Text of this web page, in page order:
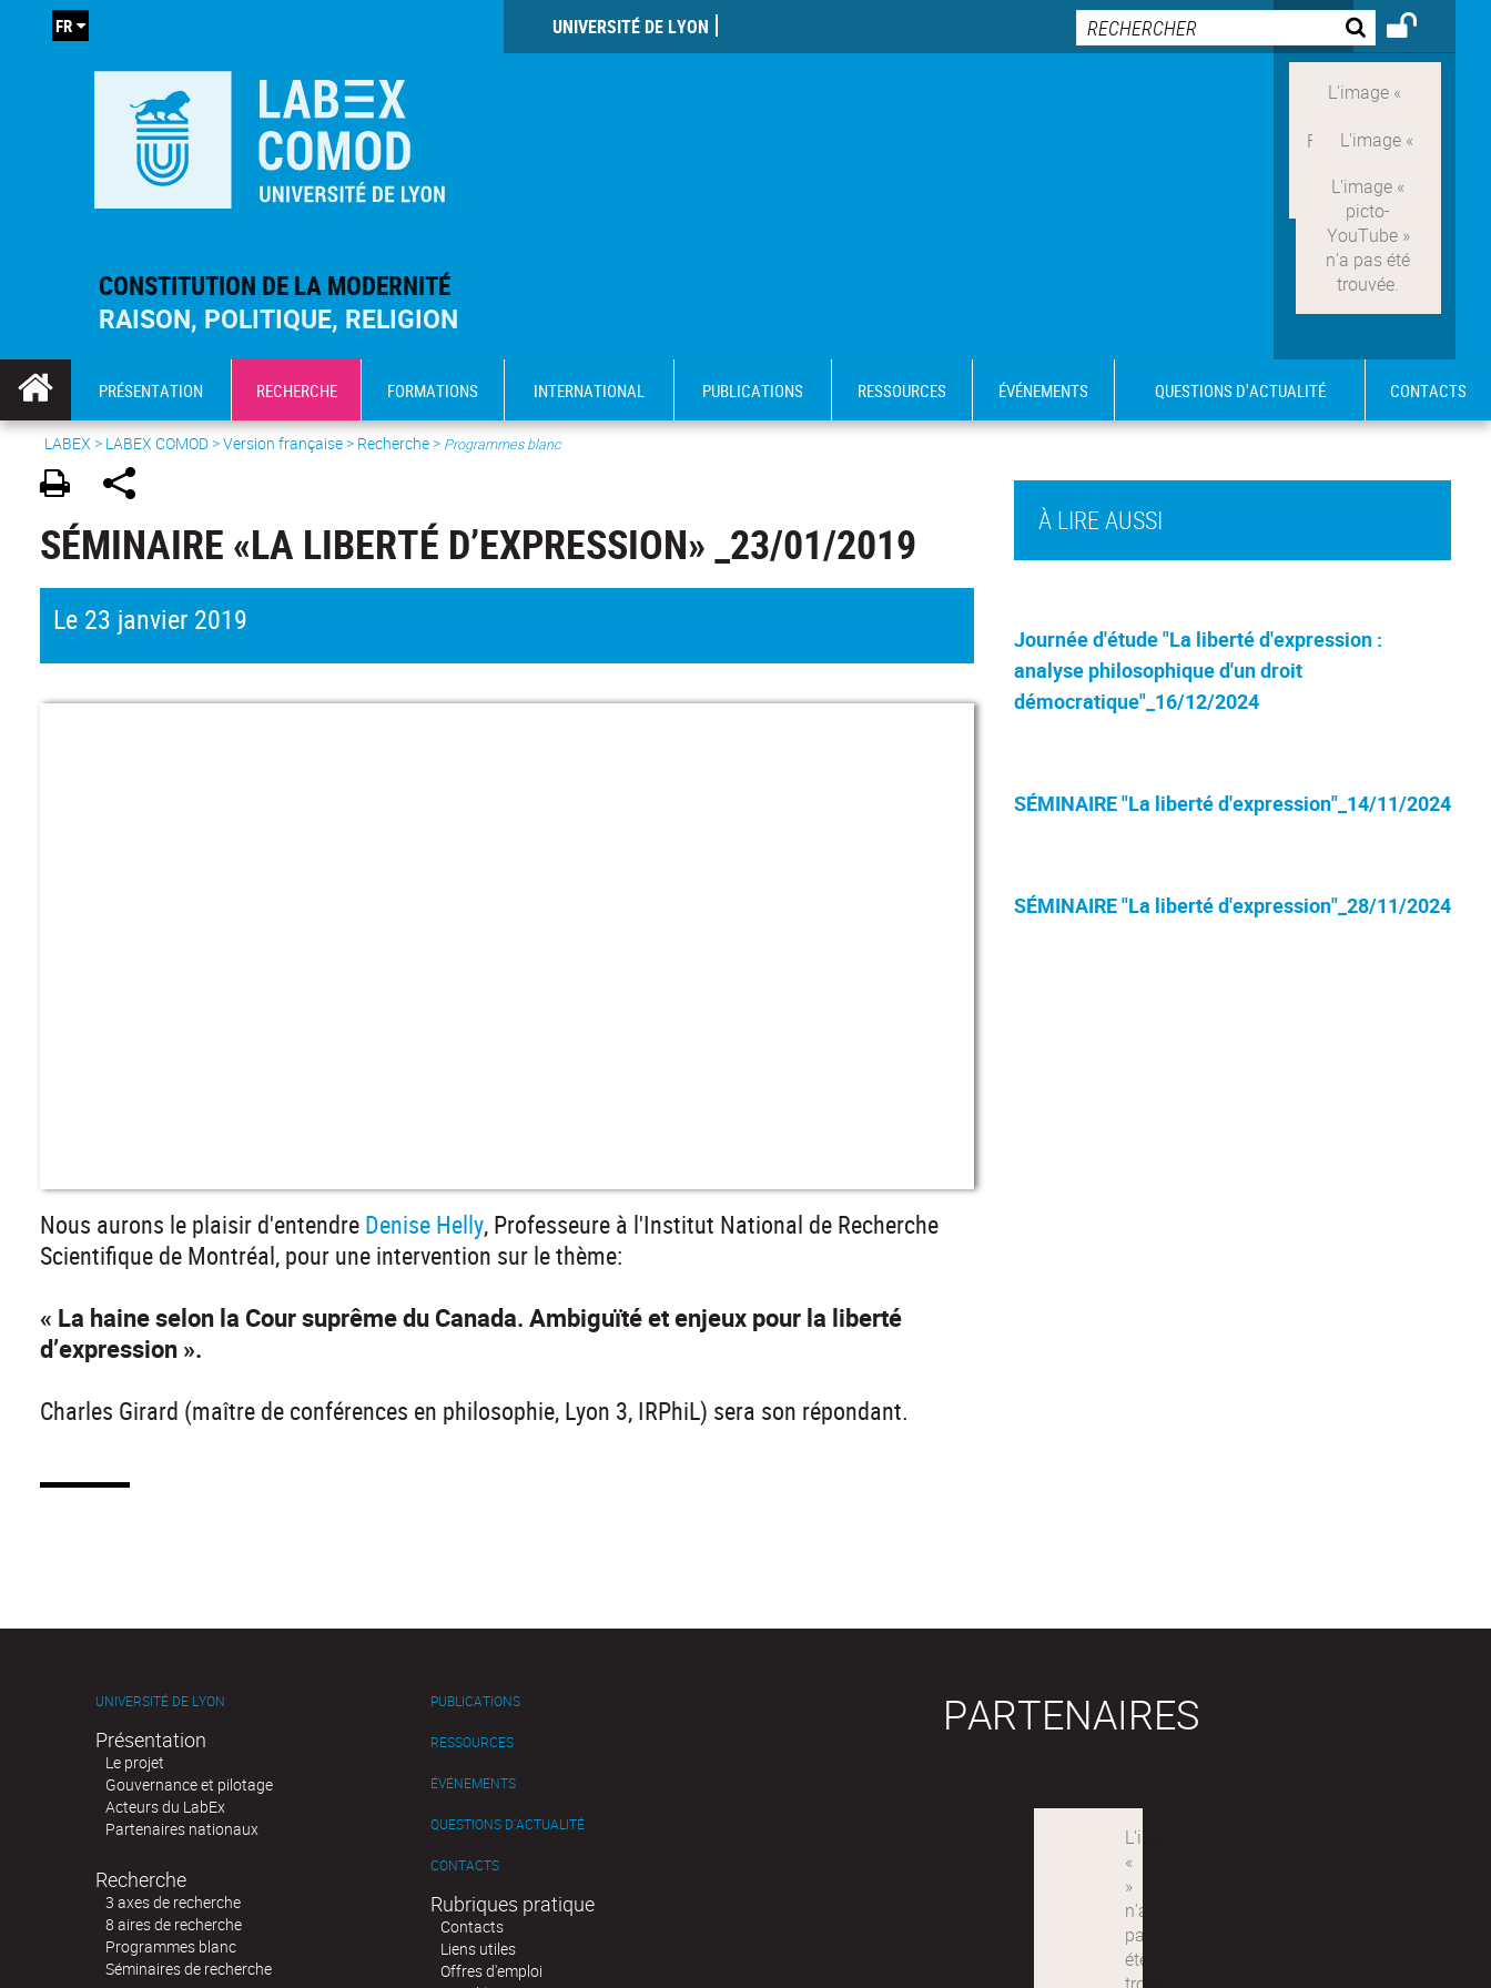
CONSTITUTION DE LA MODERNITÉ
RAISON, POLITIQUE, RELIGION
UNIVERSITÉ DE LYON
FR
PRÉSENTATION RECHERCHE FORMATIONS INTERNATIONAL PUBLICATIONS RESSOURCES ÉVÉNEMENTS QUESTIONS D'ACTUALITÉ CONTACTS
LABEX > LABEX COMOD>Version française> Recherche > Programmes blanc
SÉMINAIRE «LA LIBERTÉ D’EXPRESSION» _23/01/2019
Le 23 janvier 2019
Nous aurons le plaisir d'entendre Denise Helly, Professeure à l'Institut National de Recherche
Scientifique de Montréal, pour une intervention sur le thème:
« La haine selon la Cour suprême du Canada. Ambiguïté et enjeux pour la liberté
d’expression ».
Charles Girard (maître de conférences en philosophie, Lyon 3, IRPhiL) sera son répondant.
À LIRE AUSSI
Journée d'étude "La liberté d'expression :
analyse philosophique d'un droit
démocratique"_16/12/2024
SÉMINAIRE "La liberté d'expression"_14/11/2024
SÉMINAIRE "La liberté d'expression"_28/11/2024
UNIVERSITÉ DE LYON
Présentation
Le projet
Gouvernance et pilotage
Acteurs du LabEx
Partenaires nationaux
Recherche
3 axes de recherche
8 aires de recherche
Programmes blanc
Séminaires de recherche
PUBLICATIONS
RESSOURCES
ÉVÉNEMENTS
QUESTIONS D'ACTUALITÉ
CONTACTS
Rubriques pratique
Contacts
Liens utiles
Offres d'emploi
PARTENAIRES